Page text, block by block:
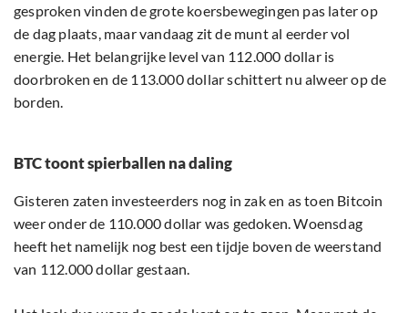
gesproken vinden de grote koersbewegingen pas later op
de dag plaats, maar vandaag zit de munt al eerder vol
energie. Het belangrijke level van 112.000 dollar is
doorbroken en de 113.000 dollar schittert nu alweer op de
borden.
BTC toont spierballen na daling
Gisteren zaten investeerders nog in zak en as toen Bitcoin
weer onder de 110.000 dollar was gedoken. Woensdag
heeft het namelijk nog best een tijdje boven de weerstand
van 112.000 dollar gestaan.